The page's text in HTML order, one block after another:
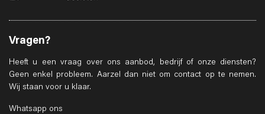
Vragen?
Heeft u een vraag over ons aanbod, bedrijf of onze diensten?
Geen enkel probleem. Aarzel dan niet om contact op te nemen.
Wij staan voor u klaar.
Whatsapp ons